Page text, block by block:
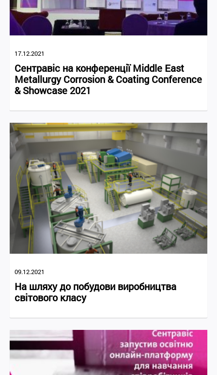
17.12.2021
Сентравіс на конференції Middle East
Metallurgy Corrosion & Coating Conference
& Showcase 2021
09.12.2021
На шляху до побудови виробництва
світового класу